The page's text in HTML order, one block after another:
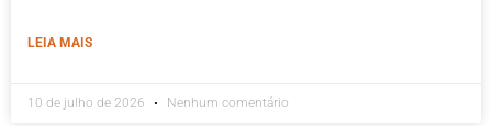
LEIA MAIS
10 de julho de 2026 Nenhum comentário